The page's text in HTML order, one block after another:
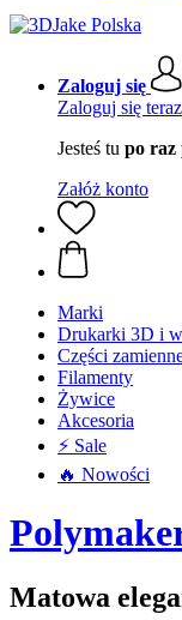
Zaloguj się
Zaloguj się teraz
Jesteś tu po raz
Załóż konto
Marki
Drukarki 3D i
Części
Filamenty
Żywice
Akcesoria
⚡ Sale
🔥 Nowości
Matowa